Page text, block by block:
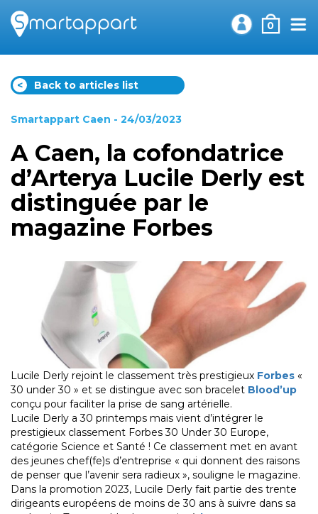
0
< Back to articles list
Smartappart Caen - 24/03/2023
A Caen, la cofondatrice
d’Arterya Lucile Derly est
distinguée par le
magazine Forbes
Lucile Derly rejoint le classement très prestigieux Forbes «
30 under 30 » et se distingue avec son bracelet Blood’up
conçu pour faciliter la prise de sang artérielle.
Lucile Derly a 30 printemps mais vient d’intégrer le
prestigieux classement Forbes 30 Under 30 Europe,
catégorie Science et Santé ! Ce classement met en avant
des jeunes chef(fe)s d’entreprise « qui donnent des raisons
de penser que l’avenir sera radieux », souligne le magazine.
Dans la promotion 2023, Lucile Derly fait partie des trente
dirigeants européens de moins de 30 ans à suivre dans sa